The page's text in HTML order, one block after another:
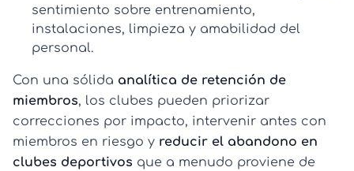
sentimiento sobre entrenamiento,
instalaciones, limpieza y amabilidad del
personal.
Con una sólida analítica de retención de
miembros, los clubes pueden priorizar
correcciones por impacto, intervenir antes con
miembros en riesgo y reducir el abandono en
clubes deportivos que a menudo proviene de